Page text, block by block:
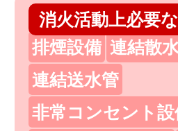
消火活動上必要
排煙設備 連結散
連結送水管
非常コンセント